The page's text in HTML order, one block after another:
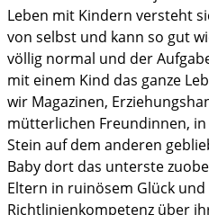
Leben mit Kindern versteht
von selbst und kann so gut
völlig normal und der
mit einem Kind das ganze
wir Magazinen,
mütterlichen Freundinnen,
Stein auf dem anderen
Baby dort das unterste
Eltern in ruinösem Glück
Richtlinienkompetenz über